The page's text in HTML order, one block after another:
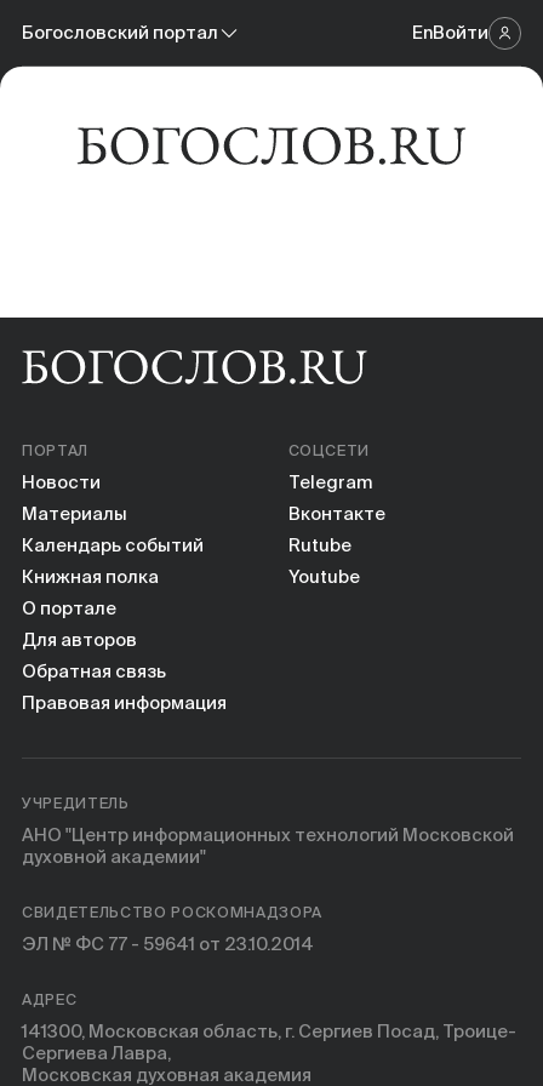
Богословский портал
Богословский портал
EnВойти
Новости
Научные инструменты
ПОРТАЛ
Новости
Материалы
Календарь событий
Книжная полка
О портале
Для авторов
Обратная связь
Правовая информация
СОЦСЕТИ
Telegram
Вконтакте
Rutube
Youtube
УЧРЕДИТЕЛЬ
АНО "Центр информационных технологий Московской
духовной академии"
СВИДЕТЕЛЬСТВО РОСКОМНАДЗОРА
ЭЛ № ФС 77 - 59641 от 23.10.2014
АДРЕС
141300, Московская область, г. Сергиев Посад, Троице-
Сергиева Лавра,
Московская духовная академия